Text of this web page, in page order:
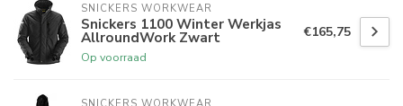
SNICKERS WORKWEAR
Snickers 1100 Winter Werkjas
AllroundWork Zwart
Op voorraad
€165,75